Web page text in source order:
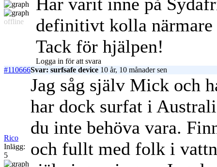
offline
Har varit inne på
definitivt kolla
Tack för hjälpen!
Logga in för att svara
#110666Svar: surfsafe device 10 år, 10 månader sen
Rico
Inlägg:
5
Jag såg själv Mick och
har dock surfat i
du inte behöva vara.
och fullt med folk i